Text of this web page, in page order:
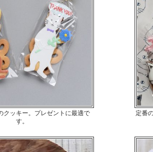
クッキー。プレゼントに最適で
す。
定番